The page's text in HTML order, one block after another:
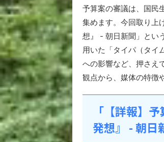
予算案の審議は、国民
集めます。今回取り上
想』 - 朝日新聞」とい
用いた「タイパ（タイ
への影響など、押さえ
観点から、媒体の特徴
「【詳報】
発想』 - 朝日